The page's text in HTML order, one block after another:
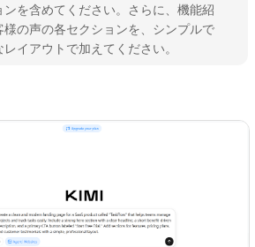
を含めてください。さらに、機能紹
の声の各セクションを、シンプルで
イアウトで加えてください。